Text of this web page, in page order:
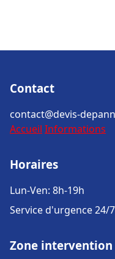
Contact
contact@devis-
Accueil Informations
Horaires
Lun-Ven: 8h-19h
Service d'urgence 24/7
Zone intervention